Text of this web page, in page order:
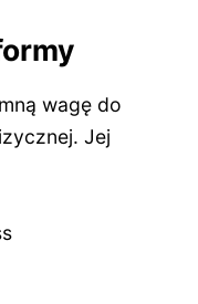
wagę do
Jej